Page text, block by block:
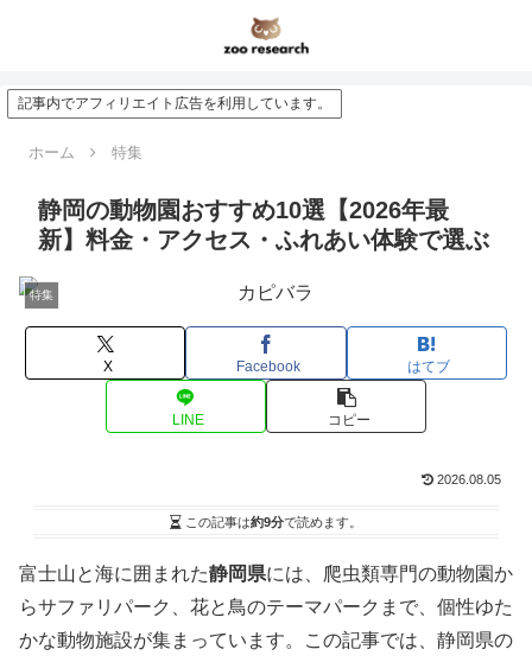
記事内でアフィリエイト広告を利用しています。
ホーム 特集
静岡の動物園おすすめ10選【2026年最
新】料金・アクセス・ふれあい体験で選ぶ
特集
X Facebook はてブ
LINE コピー
2026.08.05
この記事は約9分で読めます。
富士山と海に囲まれた静岡県には、爬虫類専門の動物園か
らサファリパーク、花と鳥のテーマパークまで、個性ゆた
かな動物施設が集まっています。この記事では、静岡県の